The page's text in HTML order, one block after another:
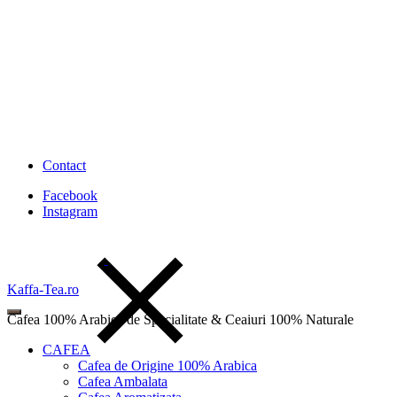
Contact
Facebook
Instagram
Kaffa-Tea.ro
Cafea 100% Arabica de Specialitate & Ceaiuri 100% Naturale
CAFEA
Cafea de Origine 100% Arabica
Cafea Ambalata